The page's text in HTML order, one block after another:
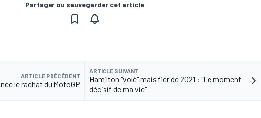
Partager ou sauvegarder cet article
ARTICLE PRÉCÉDENT
le rachat du MotoGP
ARTICLE SUIVANT
Hamilton "volé" mais fier de 2021 : "Le moment
décisif de ma vie"